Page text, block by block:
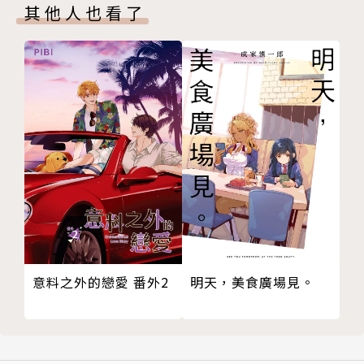
其他人也看了
意料之外的戀愛 番外2 明天，美食廣場見。